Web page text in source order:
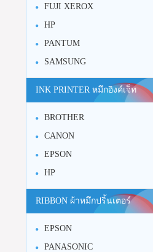
FUJI XEROX
HP
PANTUM
SAMSUNG
INK PRINTER หมึกอิงค์เจ็ท
BROTHER
CANON
EPSON
HP
RIBBON ผ้าหมึกปริ้นเตอร์
EPSON
PANASONIC